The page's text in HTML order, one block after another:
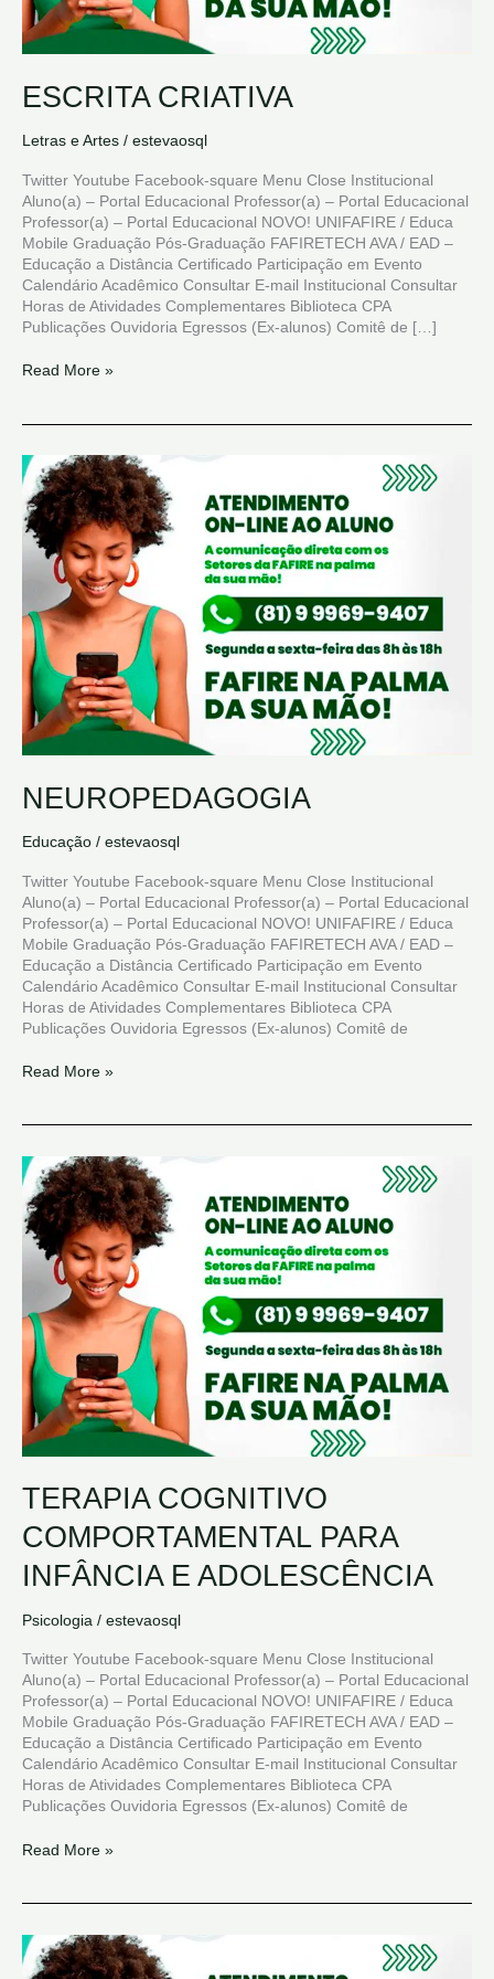
ESCRITA CRIATIVA
Letras e Artes / estevaosql
Twitter Youtube Facebook-square Menu Close Institucional
Aluno(a) – Portal Educacional Professor(a) – Portal Educacional
Professor(a) – Portal Educacional NOVO! UNIFAFIRE / Educa
Mobile Graduação Pós-Graduação FAFIRETECH AVA / EAD –
Educação a Distância Certificado Participação em Evento
Calendário Acadêmico Consultar E-mail Institucional Consultar
Horas de Atividades Complementares Biblioteca CPA
Publicações Ouvidoria Egressos (Ex-alunos) Comitê de […]
Read More »
NEUROPEDAGOGIA
Educação / estevaosql
Twitter Youtube Facebook-square Menu Close Institucional
Aluno(a) – Portal Educacional Professor(a) – Portal Educacional
Professor(a) – Portal Educacional NOVO! UNIFAFIRE / Educa
Mobile Graduação Pós-Graduação FAFIRETECH AVA / EAD –
Educação a Distância Certificado Participação em Evento
Calendário Acadêmico Consultar E-mail Institucional Consultar
Horas de Atividades Complementares Biblioteca CPA
Publicações Ouvidoria Egressos (Ex-alunos) Comitê de
NEUROPEDAGOGIA
Read More »
TERAPIA COGNITIVO
COMPORTAMENTAL PARA
INFÂNCIA E ADOLESCÊNCIA
Psicologia / estevaosql
Twitter Youtube Facebook-square Menu Close Institucional
Aluno(a) – Portal Educacional Professor(a) – Portal Educacional
Professor(a) – Portal Educacional NOVO! UNIFAFIRE / Educa
Mobile Graduação Pós-Graduação FAFIRETECH AVA / EAD –
Educação a Distância Certificado Participação em Evento
Calendário Acadêmico Consultar E-mail Institucional Consultar
Horas de Atividades Complementares Biblioteca CPA
Publicações Ouvidoria Egressos (Ex-alunos) Comitê de
TERAPIA
COGNITIVO
COMPORTAMENTAL
PARA
INFÂNCIA
ADOLESCÊNCIA
Read More »
SAÚDE
MENTAL